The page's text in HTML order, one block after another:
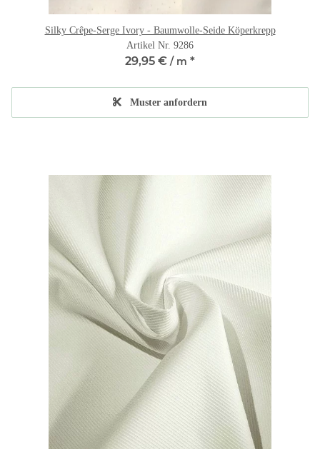
Silky Crêpe-Serge Ivory - Baumwolle-Seide Köperkrepp
Artikel Nr. 9286
29,95 € / m *
Muster anfordern